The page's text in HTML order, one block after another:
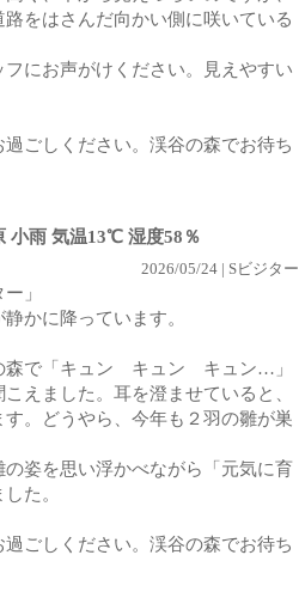
をはさんだ向かい側に咲いている
にお声がけください。見えやすい
ごしください。渓谷の森でお待ち
小雨 気温13℃ 湿度58％
2026/05/24 | Sビジター
」
かに降っています。
森で「キュン キュン キュン…」
えました。耳を澄ませていると、
。どうやら、今年も２羽の雛が巣
姿を思い浮かべながら「元気に育
た。
ごしください。渓谷の森でお待ち